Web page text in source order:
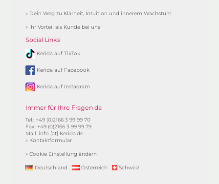
» Dein Weg zu Klarheit, Intuition und innerem Wachstum
» Ihr Vorteil als Kunde bei uns
Social Links
Kerida auf TikTok
Kerida auf Facebook
Kerida auf Instagram
Immer für Ihre Fragen da
Tel.: +49 (0)2166 3 99 99 70
Fax: +49 (0)2166 3 99 99 79
Mail: info [at] Kerida.de
» Kontaktformular
»Cookie Einstellung ändern
Deutschland Österreich Schweiz